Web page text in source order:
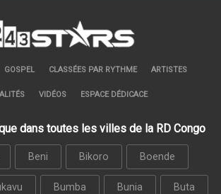
GOSPEL CLASSÉES PAR RYTHME ARTISTES
VIDÉOS ESPACE DÉDICACE
dans toutes les villes de la RD Congo
Beni Bikoro Boende
Bumba Bunia Buta